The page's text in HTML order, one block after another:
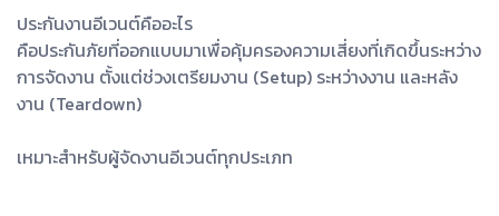
ประกันงานอีเวนต์คืออะไร
คือประกันภัยที่ออกแบบมาเพื่อคุ้มครองความเสี่ยงที่เกิดขึ้นระหว่าง
การจัดงาน ตั้งแต่ช่วงเตรียมงาน (Setup) ระหว่างงาน และหลัง
งาน (Teardown)
เหมาะสำหรับผู้จัดงานอีเวนต์ทุกประเภท